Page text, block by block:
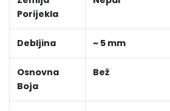
Porijekla
Debljina ~ 5 mm
Osnovna
Boja
Bež